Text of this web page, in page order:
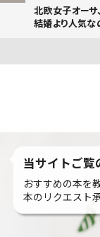
北欧女子オーサ
結婚より人気
当サイトご覧
おすすめの本を
本のリクエスト